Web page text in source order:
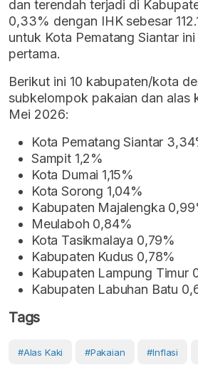
dan terendah terjadi di
0,33% dengan IHK sebesar
untuk Kota Pematang Siantar
pertama.
Berikut ini 10 kabupaten/kota
subkelompok pakaian dan alas
Mei 2026:
Kota Pematang Siantar
Sampit 1,2%
Kota Dumai 1,15%
Kota Sorong 1,04%
Kabupaten Majalengka
Meulaboh 0,84%
Kota Tasikmalaya 0,79%
Kabupaten Kudus 0,78%
Kabupaten Lampung Timur
Kabupaten Labuhan Batu
Tags
#Alas Kaki #Pakaian #Inflasi